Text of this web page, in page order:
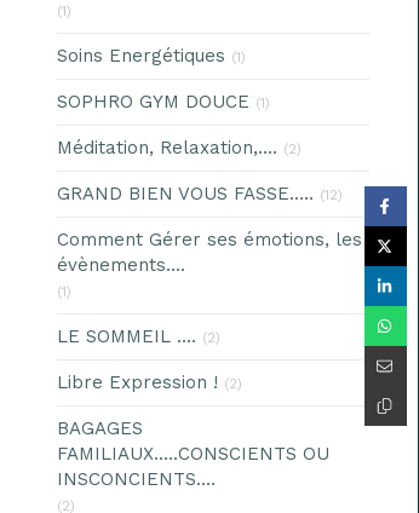
(1)
Soins Energétiques (1)
SOPHRO GYM DOUCE (1)
Méditation, Relaxation,.... (2)
GRAND BIEN VOUS FASSE..... (12)
Comment Gérer ses émotions, les
évènements....
(1)
LE SOMMEIL .... (2)
Libre Expression ! (2)
BAGAGES
FAMILIAUX.....CONSCIENTS OU
INSCONCIENTS....
(2)